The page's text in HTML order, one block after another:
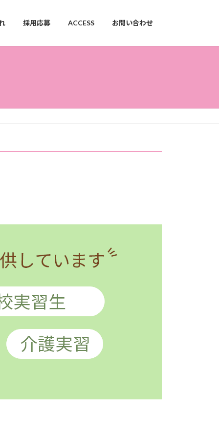
採用応募 ACCESS お問い合わせ